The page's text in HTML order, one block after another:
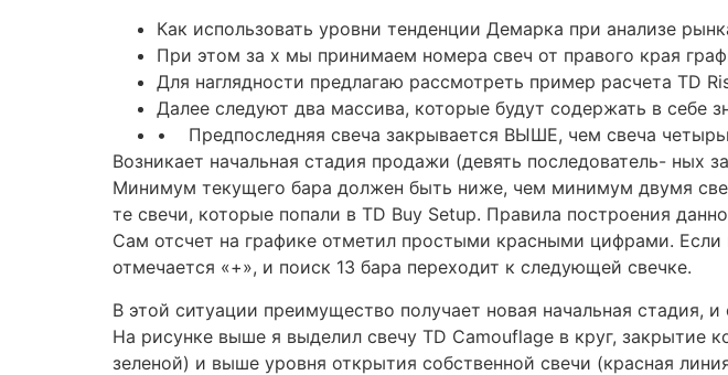
Как использовать уровни тенденции Демарка при анализе
При этом за x мы принимаем номера свеч от правого края
Для наглядности предлагаю рассмотреть пример расчета TD
Далее следуют два массива, которые будут содержать в себе
• Предпоследняя свеча закрывается ВЫШЕ, чем свеча
Возникает начальная стадия продажи (девять последователь­-
Минимум текущего бара должен быть ниже, чем минимум двумя
те свечи, которые попали в TD Buy Setup. Правила построения
Сам отсчет на графике отметил простыми красными цифрами. Если
отмечается «+», и поиск 13 бара переходит к следующей свечке.
В этой ситуации преимущество получает новая начальная стадия,
На рисунке выше я выделил свечу TD Camouflage в круг,
зеленой) и выше уровня открытия собственной свечи (красная